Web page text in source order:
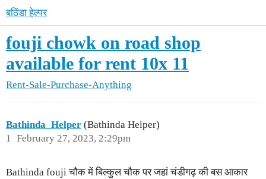
बठिंडा हेल्पर
fouji chowk on road shop
available for rent 10x 11
Rent-Sale-Purchase-Anything
Bathinda_Helper (Bathinda Helper)
February 27, 2023, 2:29pm
1
Bathinda fouji चौक में बिल्कुल चौक पर जहां चंडीगढ़ की बस आकार